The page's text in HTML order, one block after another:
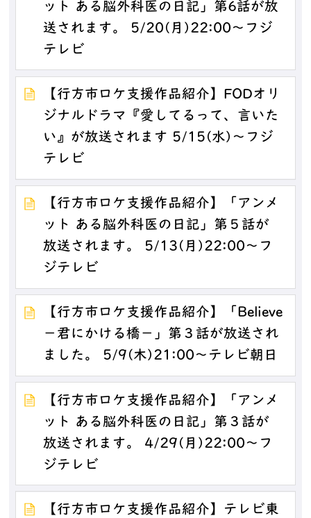
ット ある脳外科医の日記」第6話が放
送されます。 5/20(月)22:00～フジ
テレビ
【行方市ロケ支援作品紹介】FODオリ
ジナルドラマ『愛してるって、言いた
い』が放送されます 5/15(水)～フジ
テレビ
【行方市ロケ支援作品紹介】「アンメ
ット ある脳外科医の日記」第５話が
放送されます。 5/13(月)22:00～フ
ジテレビ
【行方市ロケ支援作品紹介】「Believe
－君にかける橋－」第３話が放送され
ました。 5/9(木)21:00～テレビ朝日
【行方市ロケ支援作品紹介】「アンメ
ット ある脳外科医の日記」第３話が
放送されます。 4/29(月)22:00～フ
ジテレビ
【行方市ロケ支援作品紹介】テレビ東